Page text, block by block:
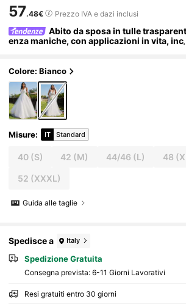
57.48€ Prezzo IVA e dazi inclusi
Abito da sposa in tulle
enza maniche, con applicazioni in vita, inc
Colore: Bianco
Misure: IT Standard
40(S) 42 (M) 44/46 (L) 48
52 (XXXL)
Guida alle taglie
Spedisce a Italy
Spedizione Gratuita
Consegna prevista: 6-11 Giorni Lavorativi
Resi gratuiti entro 30 giorni